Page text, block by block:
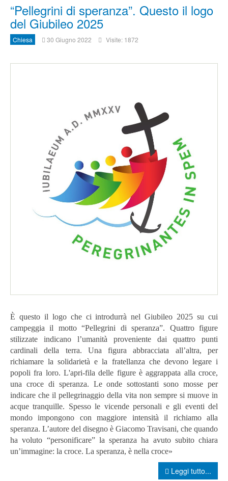
“Pellegrini di speranza”. Questo il logo
del Giubileo 2025
Chiesa 30 Giugno 2022 Visite: 1872
È questo il logo che ci introdurrà nel Giubileo 2025 su cui
campeggia il motto “Pellegrini di speranza”. Quattro figure
stilizzate indicano l’umanità proveniente dai quattro punti
cardinali della terra. Una figura abbracciata all’altra, per
richiamare la solidarietà e la fratellanza che devono legare i
popoli fra loro. L'apri-fila delle figure è aggrappata alla croce,
una croce di speranza. Le onde sottostanti sono mosse per
indicare che il pellegrinaggio della vita non sempre si muove in
acque tranquille. Spesso le vicende personali e gli eventi del
mondo impongono con maggiore intensità il richiamo alla
speranza. L’autore del disegno è Giacomo Travisani, che quando
ha voluto “personificare” la speranza ha avuto subito chiara
un’immagine: la croce. La speranza, è nella croce»
Leggi tutto...